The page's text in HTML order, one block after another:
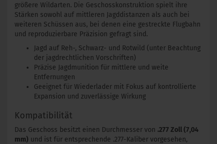
größere Wildarten. Die Geschosskonstruktion spielt ihre
Stärken sowohl auf mittleren Jagddistanzen als auch bei
weiteren Schüssen aus, bei denen eine gestreckte Flugbahn
und reproduzierbare Präzision gefragt sind.
Jagd auf Reh-, Schwarz- und Rotwild (unter Beachtung
der jagdrechtlichen Vorschriften)
Präzise Jagdmunition für mittlere und weite
Entfernungen
Geeignet für Wiederlader mit Fokus auf kontrollierte
Expansion und zuverlässige Wirkung
Kompatibilität
Das Geschoss besitzt einen Durchmesser von .277 Zoll (7,04
mm) und ist für entsprechende .277-Kaliber vorgesehen,